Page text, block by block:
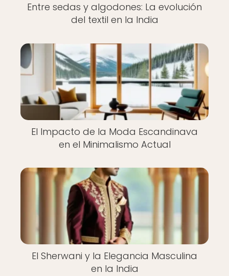
Entre sedas y algodones: La evolución
del textil en la India
El Impacto de la Moda Escandinava
en el Minimalismo Actual
El Sherwani y la Elegancia Masculina
en la India